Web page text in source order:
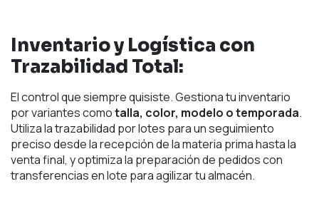
Inventario y Logística con
Trazabilidad Total:
El control que siempre quisiste. Gestiona tu inventario
por variantes comotalla, color, modelo o temporada.
Utiliza la trazabilidad por lotes para un seguimiento
preciso desde la recepción de la materia prima hasta la
venta final, y optimiza la preparación de pedidos con
transferencias en lote para agilizar tu almacén.